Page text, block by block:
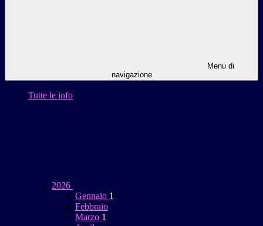
Menu di
navigazione
Tutte le info
2026
Gennaio 1
Febbraio
Marzo 1